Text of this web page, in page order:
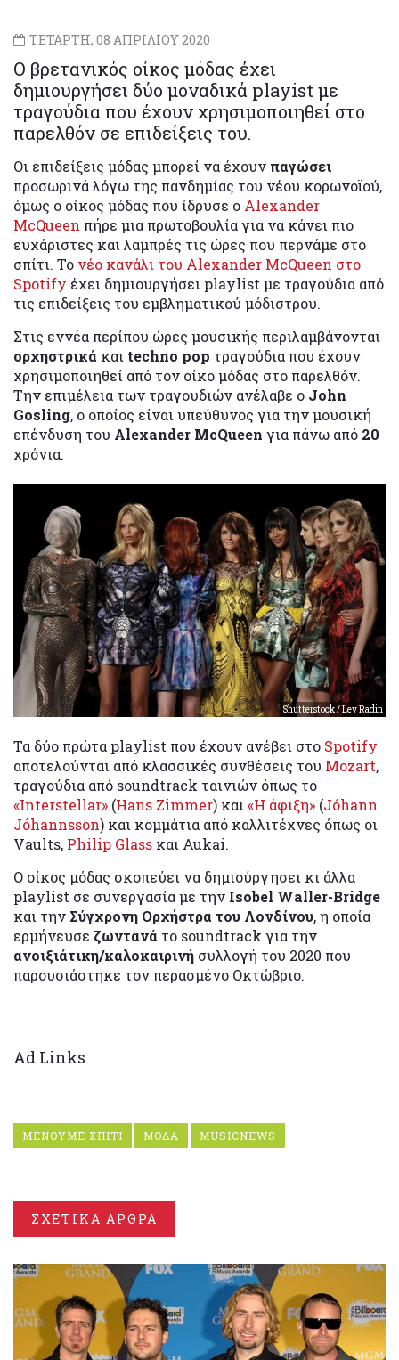
ΤΕΤΑΡΤΗ, 08 ΑΠΡΙΛΙΟΥ 2020
Ο βρετανικός οίκος μόδας έχει
δημιουργήσει δύο μοναδικά playist με
τραγούδια που έχουν χρησιμοποιηθεί στο
παρελθόν σε επιδείξεις του.
Οι επιδείξεις μόδας μπορεί να έχουν παγώσει
προσωρινά λόγω της πανδημίας του νέου κορωνοϊού,
όμως ο οίκος μόδας που ίδρυσε ο Alexander
McQueen πήρε μια πρωτοβουλία για να κάνει πιο
ευχάριστες και λαμπρές τις ώρες που περνάμε στο
σπίτι. Το νέο κανάλι του Alexander McQueen στο
Spotify έχει δημιουργήσει playlist με τραγούδια από
τις επιδείξεις του εμβληματικού μόδιστρου.
Στις εννέα περίπου ώρες μουσικής περιλαμβάνονται
ορχηστρικά και techno pop τραγούδια που έχουν
χρησιμοποιηθεί από τον οίκο μόδας στο παρελθόν.
Την επιμέλεια των τραγουδιών ανέλαβε ο John
Gosling, ο οποίος είναι υπεύθυνος για την μουσική
επένδυση του Alexander McQueen για πάνω από 20
χρόνια.
Shutterstock / Lev Radin
Τα δύο πρώτα playlist που έχουν ανέβει στο Spotify
αποτελούνται από κλασσικές συνθέσεις του Mozart,
τραγούδια από soundtrack ταινιών όπως το
«Interstellar» (Hans Zimmer) και «Η άφιξη» (Jóhann
Jóhannsson) και κομμάτια από καλλιτέχνες όπως οι
Vaults, Philip Glass και Aukai.
Ο οίκος μόδας σκοπεύει να δημιούργησει κι άλλα
playlist σε συνεργασία με την Isobel Waller-Bridge
και την Σύγχρονη Ορχήστρα του Λονδίνου, η οποία
ερμήνευσε ζωντανά το soundtrack για την
ανοιξιάτικη/καλοκαιρινή συλλογή του 2020 που
παρουσιάστηκε τον περασμένο Οκτώβριο.
Ad Links
ΜΕΝΟΥΜΕ ΣΠΙΤΙ ΜΟΔΑ MUSICNEWS
ΣΧΕΤΙΚΑ ΑΡΘΡΑ